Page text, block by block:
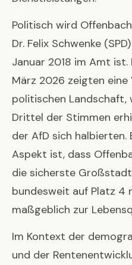
Politisch wird
Dr. Felix Schwenke
Januar 2018 im Amt ist.
März 2026 zeigten eine
politischen Landschaft,
Drittel der Stimmen
der AfD sich halbierten.
Aspekt ist, dass
die sicherste
bundesweit auf Platz 4
maßgeblich zur
Im Kontext der
und der